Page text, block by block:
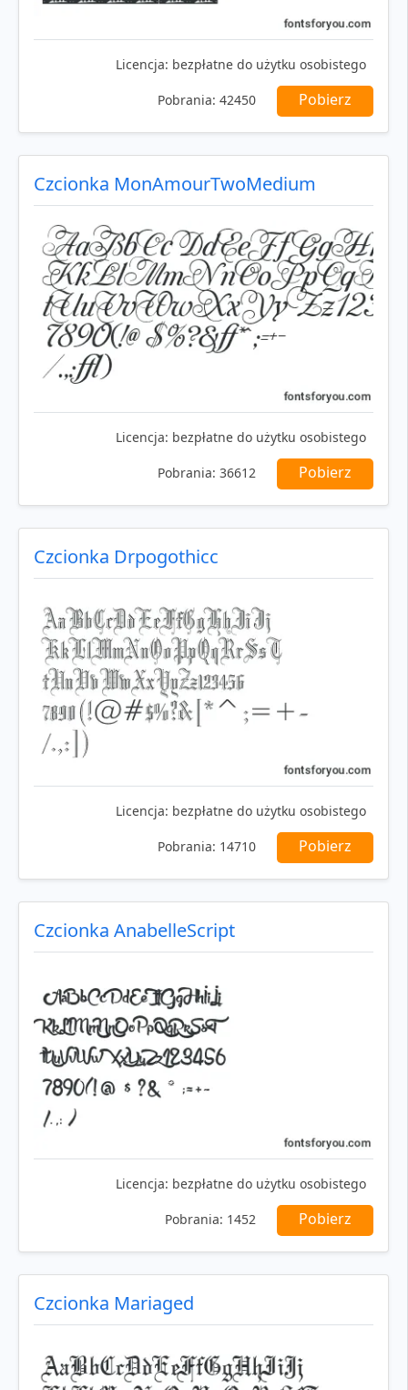
Licencja: bezpłatne do użytku osobistego
Pobrania: 42450 Pobierz
Czcionka MonAmourTwoMedium
Licencja: bezpłatne do użytku osobistego
Pobrania: 36612 Pobierz
Czcionka Drpogothicc
Licencja: bezpłatne do użytku osobistego
Pobrania: 14710 Pobierz
Czcionka AnabelleScript
Licencja: bezpłatne do użytku osobistego
Pobrania: 1452 Pobierz
Czcionka Mariaged